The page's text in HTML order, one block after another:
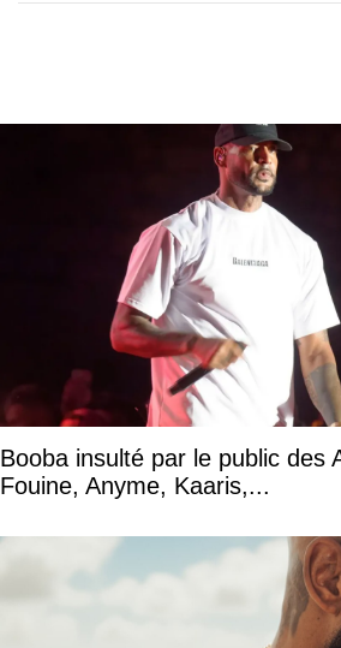
Booba insulté par le public des
Fouine, Anyme, Kaaris,...